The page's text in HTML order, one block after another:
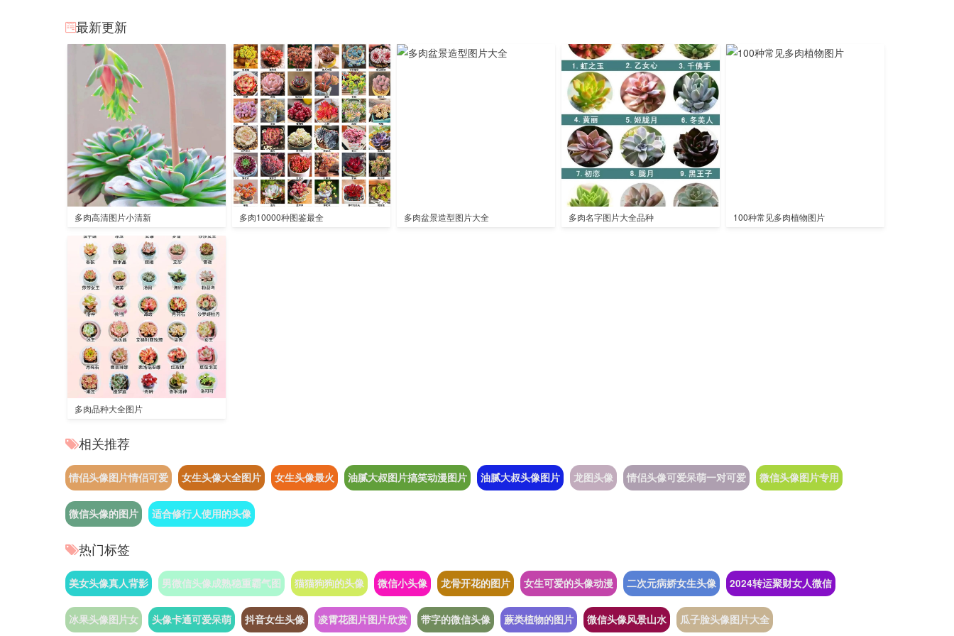
最新更新
多肉高清图片小清新 多肉10000种图鉴最全 多肉盆景造型图片大全 多肉名字图片大全品种 100种常见多肉植物图片
多肉品种大全图片
相关推荐
情侣头像图片情侣可爱 女生头像大全图片 女生头像最火 油腻大叔图片搞笑动漫图片 油腻大叔头像图片 龙图头像 情侣头像可爱呆萌一对可爱 微信头像图片专用
微信头像的图片 适合修行人使用的头像
热门标签
美女头像真人背影 男微信头像成熟稳重霸气图 猫猫狗狗的头像 微信小头像 龙骨开花的图片 女生可爱的头像动漫 二次元病娇女生头像 2024转运聚财女人微信
冰果头像图片女 头像卡通可爱呆萌 抖音女生头像 凌霄花图片图片欣赏 带字的微信头像 蕨类植物的图片 微信头像风景山水 瓜子脸头像图片大全